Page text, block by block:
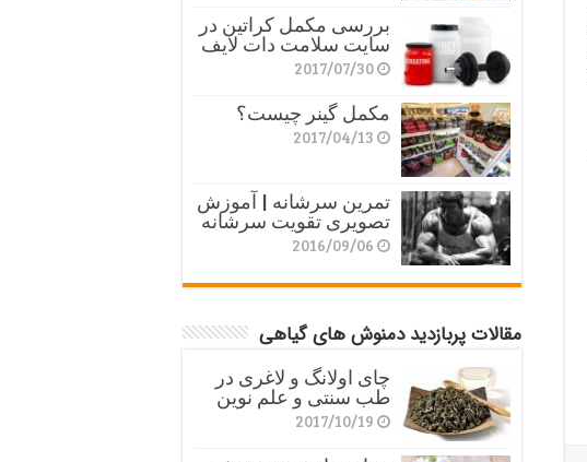
بررسی مکمل کراتین در
سایت سلامت دات لایف
2017/07/30
مکمل گینر چیست؟
2017/04/13
تمرین سرشانه | آموزش
تصویری تقویت سرشانه
2016/09/06
مقالات پربازدید دمنوش های گیاهی
چای اولانگ و لاغری در
طب سنتی و علم نوین
2017/10/19